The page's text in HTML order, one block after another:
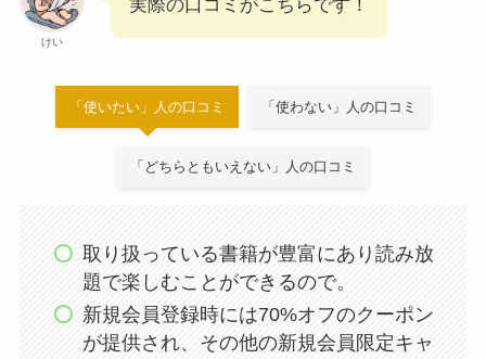
けい
実際の口コミがこちらです！
「使いたい」人の口コミ 「使わない」人の口コミ
「どちらともいえない」人の口コミ
取り扱っている書籍が豊富にあり読み放
題で楽しむことができるので。
新規会員登録時には70%オフのクーポン
が提供され、その他の新規会員限定キャ